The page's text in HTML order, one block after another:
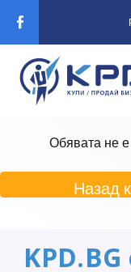
Обявата не
Назад
KPD.BG